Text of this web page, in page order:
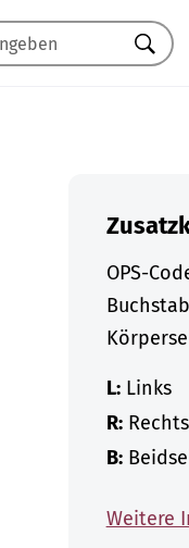
Suchen
OPS-
L:Links
R:Rechts
B:
Weitere